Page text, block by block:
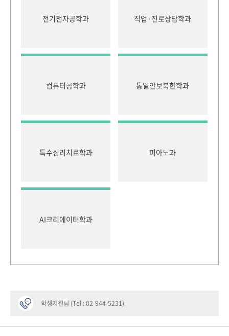
전기전자공학과 직업·진로상담학과
컴퓨터공학과 통일안보북한학과
특수심리치료학과 피아노과
AI크리에이터학과
학생지원팀 (Tel : 02-944-5231)